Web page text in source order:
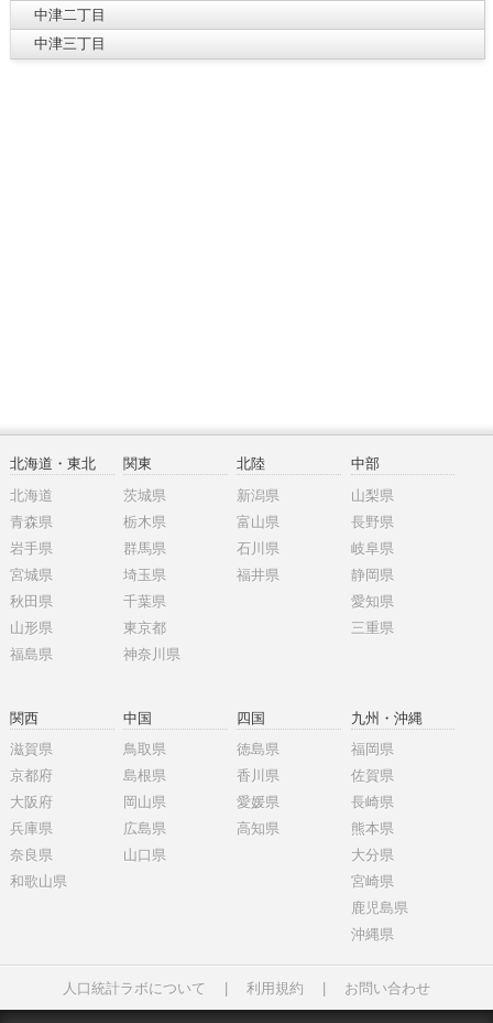
中津二丁目
中津三丁目
北海道・東北
北海道
青森県
岩手県
宮城県
秋田県
山形県
福島県
関東
茨城県
栃木県
群馬県
埼玉県
千葉県
東京都
神奈川県
北陸
新潟県
富山県
石川県
福井県
中部
山梨県
長野県
岐阜県
静岡県
愛知県
三重県
関西
滋賀県
京都府
大阪府
兵庫県
奈良県
和歌山県
中国
鳥取県
島根県
岡山県
広島県
山口県
四国
徳島県
香川県
愛媛県
高知県
九州・沖縄
福岡県
佐賀県
長崎県
熊本県
大分県
宮崎県
鹿児島県
沖縄県
人口統計ラボについて 利用規約 お問い合わせ